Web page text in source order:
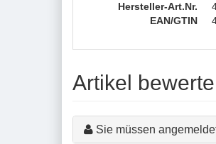
Hersteller-Art.Nr.
EAN/GTIN
Artikel
Sie müssen